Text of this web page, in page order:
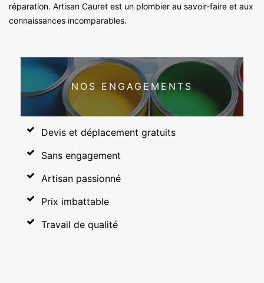
réparation. Artisan Cauret est un plombier au savoir-faire et aux
connaissances incomparables.
NOS ENGAGEMENTS
Devis et déplacement gratuits
Sans engagement
Artisan passionné
Prix imbattable
Travail de qualité